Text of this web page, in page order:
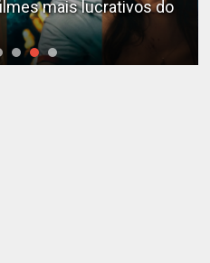
planeja novos filmes